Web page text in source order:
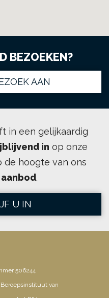
BEZOEKEN?
AAN
in een gelijkaardig
in op onze
hoogte van ons
.
U IN
506244
van